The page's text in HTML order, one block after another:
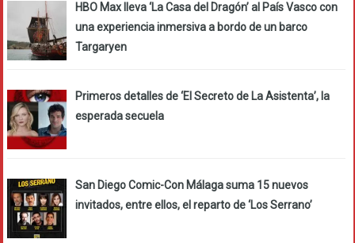
HBO Max lleva ‘La Casa del Dragón’ al País Vasco con
una experiencia inmersiva a bordo de un barco
Targaryen
Primeros detalles de ‘El Secreto de La Asistenta’, la
esperada secuela
San Diego Comic-Con Málaga suma 15 nuevos
invitados, entre ellos, el reparto de ‘Los Serrano’